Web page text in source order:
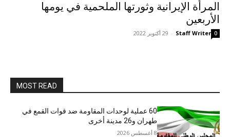
المرأة الإيرانية وثورتها الملحمية في يومها
الأربعين
Staff Writer
- 29 أكتوبر 2022 0
MOST READ
60 عملية لوحدات المقاومة ضد قوات القمع في
طهران و26 مدينة أخرى
8 أغسطس 2026